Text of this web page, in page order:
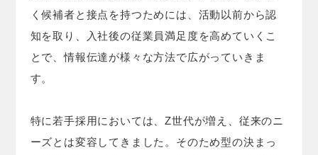
く候補者と接点を持つためには、活動以前から認
知を取り、入社後の従業員満足度を高めていくこ
とで、情報伝達が様々な方法で広がっていきま
す。
特に若手採用においては、Z世代が増え、従来のニ
ーズとは変容してきました。そのため型の決まっ